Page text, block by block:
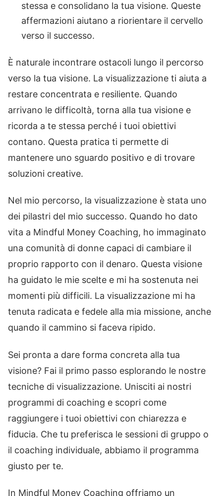
stessa e consolidano la tua visione. Queste
affermazioni aiutano a riorientare il cervello
verso il successo.
È naturale incontrare ostacoli lungo il percorso
verso la tua visione. La visualizzazione ti aiuta a
restare concentrata e resiliente. Quando
arrivano le difficoltà, torna alla tua visione e
ricorda a te stessa perché i tuoi obiettivi
contano. Questa pratica ti permette di
mantenere uno sguardo positivo e di trovare
soluzioni creative.
Nel mio percorso, la visualizzazione è stata uno
dei pilastri del mio successo. Quando ho dato
vita a Mindful Money Coaching, ho immaginato
una comunità di donne capaci di cambiare il
proprio rapporto con il denaro. Questa visione
ha guidato le mie scelte e mi ha sostenuta nei
momenti più difficili. La visualizzazione mi ha
tenuta radicata e fedele alla mia missione, anche
quando il cammino si faceva ripido.
Sei pronta a dare forma concreta alla tua
visione? Fai il primo passo esplorando le nostre
tecniche di visualizzazione. Unisciti ai nostri
programmi di coaching e scopri come
raggiungere i tuoi obiettivi con chiarezza e
fiducia. Che tu preferisca le sessioni di gruppo o
il coaching individuale, abbiamo il programma
giusto per te.
In Mindful Money Coaching offriamo un